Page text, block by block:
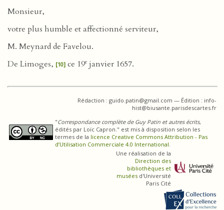
Monsieur,
votre plus humble et affectionné serviteur,
M. Meynard de Favelou.
De Limoges, [10] ce 19e janvier 1657.
Rédaction : guido.patin@gmail.com — Édition : info-
hist@biusante.parisdescartes.fr
"Correspondance complète de Guy Patin et autres écrits,
édités par Loïc Capron." est mis à disposition selon les
termes de la licence Creative Commons Attribution - Pas
d’Utilisation Commerciale 4.0 International.
Une réalisation de la
Direction des
bibliothèques et
muséesd'Université
Paris Cité